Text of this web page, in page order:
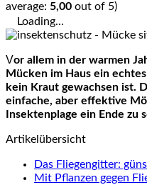
average: 5,00 out of 5)
Loading...
Vor allem in der warmen Jahreszeit sind Fliegen und
Mücken im Haus ein
kein Kraut gewachsen ist.
einfache, aber effektive
Insektenplage ein Ende zu
Artikelübersicht
Das Fliegengitter:
Mit Pflanzen gegen